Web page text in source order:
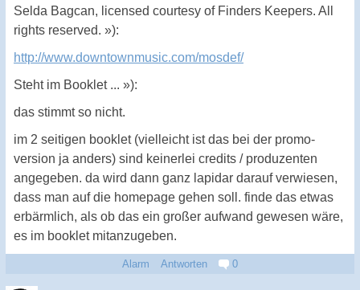
Selda Bagcan, licensed courtesy of Finders Keepers. All
rights reserved. »):
http://www.downtownmusic.com/mosdef/
Steht im Booklet ... »):
das stimmt so nicht.
im 2 seitigen booklet (vielleicht ist das bei der promo-
version ja anders) sind keinerlei credits / produzenten
angegeben. da wird dann ganz lapidar darauf verwiesen,
dass man auf die homepage gehen soll. finde das etwas
erbärmlich, als ob das ein großer aufwand gewesen wäre,
es im booklet mitanzugeben.
Alarm Antworten 0